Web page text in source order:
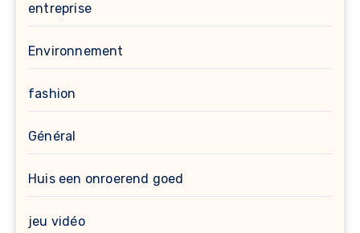
entreprise
Environnement
fashion
Général
Huis een onroerend goed
jeu vidéo